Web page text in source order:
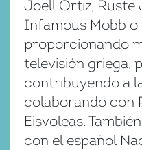
Joell Ortiz, Ruste
Infamous Mobb o
proporcionando
televisión griega,
contribuyendo a
colaborando con
Eisvoleas.
con el español